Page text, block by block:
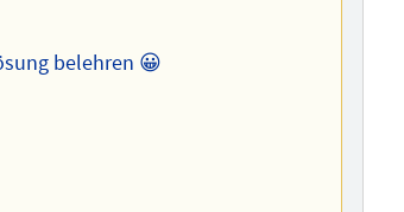
belehren 😀